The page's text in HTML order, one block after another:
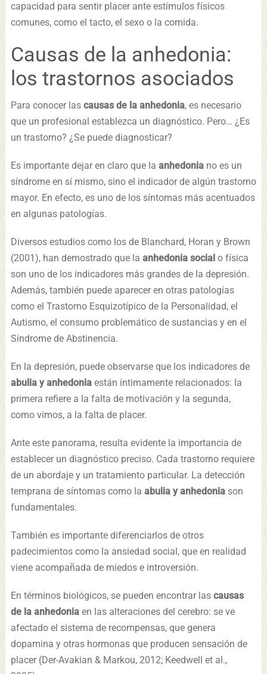
capacidad para sentir placer ante estímulos físicos
comunes, como el tacto, el sexo o la comida.
Causas de la anhedonia:
los trastornos asociados
Para conocer las causas de la anhedonia, es necesario
que un profesional establezca un diagnóstico. Pero… ¿Es
un trastorno? ¿Se puede diagnosticar?
Es importante dejar en claro que la anhedonia no es un
síndrome en sí mismo, sino el indicador de algún trastorno
mayor. En efecto, es uno de los síntomas más acentuados
en algunas patologías.
Diversos estudios como los de Blanchard, Horan y Brown
(2001), han demostrado que la anhedonia social o física
son uno de los indicadores más grandes de la depresión.
Además, también puede aparecer en otras patologías
como el Trastorno Esquizotípico de la Personalidad, el
Autismo, el consumo problemático de sustancias y en el
Síndrome de Abstinencia.
En la depresión, puede observarse que los indicadores de
abulia y anhedoniaestán íntimamente relacionados: la
primera refiere a la falta de motivación y la segunda,
como vimos, a la falta de placer.
Ante este panorama, resulta evidente la importancia de
establecer un diagnóstico preciso. Cada trastorno requiere
de un abordaje y un tratamiento particular. La detección
temprana de síntomas como la abulia y anhedoniason
fundamentales.
También es importante diferenciarlos de otros
padecimientos como la ansiedad social, que en realidad
viene acompañada de miedos e introversión.
En términos biológicos, se pueden encontrar las causas
de la anhedoniaen las alteraciones del cerebro: se ve
afectado el sistema de recompensas, que genera
dopamina y otras hormonas que producen sensación de
placer (Der-Avakian & Markou, 2012; Keedwell et al.,